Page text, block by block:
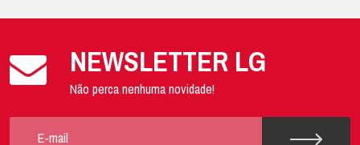
NEWSLETTER LG
Não perca nenhuma novidade!